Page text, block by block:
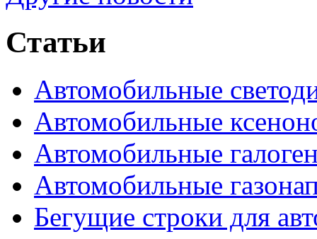
Статьи
Автомобильные
Автомобильные
Автомобильные
Автомобильные
Бегущие строки для